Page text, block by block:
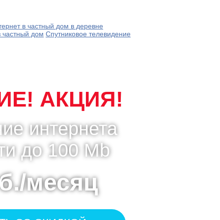
в частный дом в деревне
частный дом Спутниковое телевидение
АКЦИЯ!
интернета
до 100 Mb
месяц